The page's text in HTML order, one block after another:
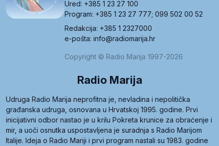
Ured: +385 1 23 27 100
Program: +385 1 23 27 777; 099 502 00 52
Redakcija: +385 1 2327000
e-pošta: info@radiomarija.hr
Copyright © Radio Marija 1997-2026
Radio Marija
Udruga Radio Marija neprofitna je, nevladina i nepolitička
građanska udruga, osnovana u Hrvatskoj 1995. godine. Prvi
inicijativni odbor nastao je u krilu Pokreta krunice za obraćenje i
mir, a uoči osnutka uspostavljena je suradnja s Radio Marijom
Italije. Ideja o Radio Mariji i prvi program nastali su 1983. godine